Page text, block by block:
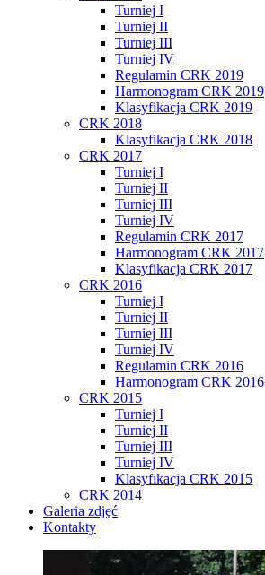
Turniej I
Turniej II
Turniej III
Turniej IV
Regulamin CRK 2019
Harmonogram CRK 2019
Klasyfikacja CRK 2019
CRK 2018
Klasyfikacja CRK 2018
CRK 2017
Turniej I
Turniej II
Turniej III
Turniej IV
Regulamin CRK 2017
Harmonogram CRK 2017
Klasyfikacja CRK 2017
CRK 2016
Turniej I
Turniej II
Turniej III
Turniej IV
Regulamin CRK 2016
Harmonogram CRK 2016
CRK 2015
Turniej I
Turniej II
Turniej III
Turniej IV
Klasyfikacja CRK 2015
CRK 2014
Galeria zdjęć
Kontakty